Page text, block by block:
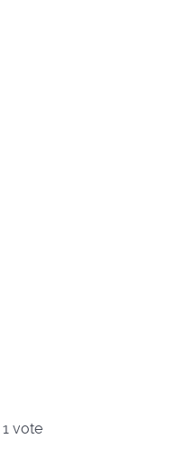
1vote